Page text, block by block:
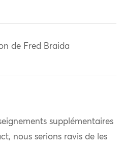
de Fred Braida
supplémentaires
nous serions ravis de les